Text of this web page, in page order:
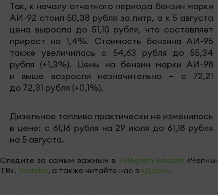
Так, к началу отчетного периода бензин марки
АИ-92 стоил 50,38 рубля за литр, а к 5 августа
цена выросла до 51,10 рубля, что составляет
прирост на 1,4%. Стоимость бензина АИ-95
также увеличилась с 54,63 рубля до 55,34
рубля (+1,3%). Цены на бензин марки АИ-98
и выше возросли незначительно — с 72,21
до 72,31 рубля (+0,1%).
Дизельное топливо практически не изменилось
в цене: с 61,16 рубля на 29 июля до 61,18 рубля
на 5 августа.
Следите за самым важным в Telegram-канале «Челны-
ТВ», Youtube, а также читайте нас в «Дзен».